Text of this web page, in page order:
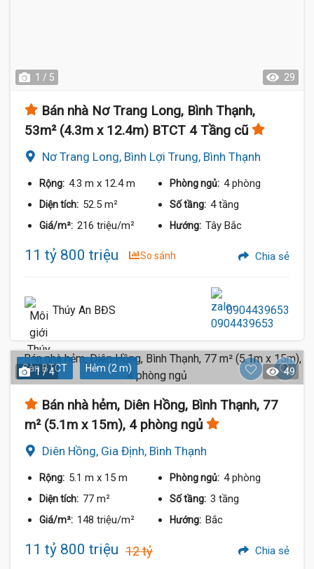
11.9 Tỷ
1 / 5 29
Bán nhà Nơ Trang Long, Bình Thạnh,
53m² (4.3m x 12.4m) BTCT 4 Tầng cũ
Nơ Trang Long, Bình Lợi Trung, Bình Thạnh
Rộng: 4.3 m x 12.4 m Phòng ngủ: 4 phòng
Diện tích: 52.5 m² Số tầng: 4 tầng
Giá/m²: 216 triệu/m² Hướng: Tây Bắc
11 tỷ 800 triệu So sánh Chia sẻ
Thúy An BĐS 0904439653
Sàn BTCT Hẻm (2 m)
1 / 4 49
Bán nhà hẻm, Diên Hồng, Bình Thạnh, 77
m² (5.1m x 15m), 4 phòng ngủ
Diên Hồng, Gia Định, Bình Thạnh
Rộng: 5.1 m x 15 m Phòng ngủ: 4 phòng
Diện tích: 77 m² Số tầng: 3 tầng
Giá/m²: 148 triệu/m² Hướng: Bắc
11 tỷ 800 triệu 12 tỷ Chia sẻ